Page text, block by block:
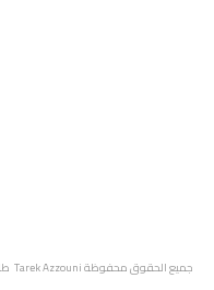
جميع الحقوق محفوظةTarek Azzouni طارق عزوني